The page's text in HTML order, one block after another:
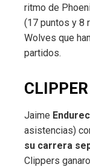
ritmo de
(17 puntos y 8
Wolves que
partidos.
Jaime
asistencias)
su carrera
Clippers